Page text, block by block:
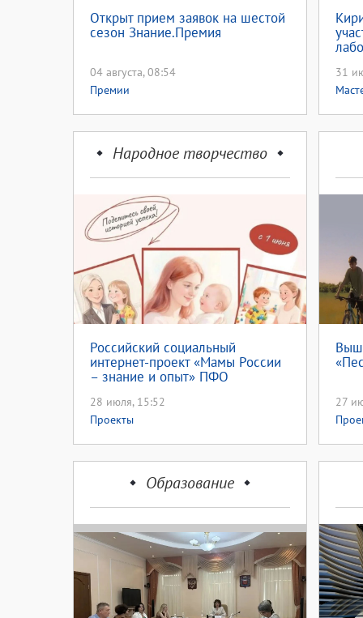
Открыт прием заявок на шестой
сезон Знание.Премия
04 августа, 08:54
Премии
31
Народное творчество
Российский социальный
интернет-проект «Мамы России
– знание и опыт» ПФО
28 июля, 15:52
Проекты
27
Образование